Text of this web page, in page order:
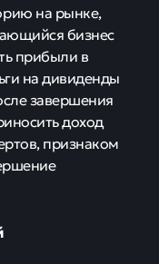
на рынке,
бизнес
прибыли в
на дивиденды
завершения
доход
признаком